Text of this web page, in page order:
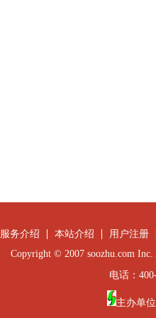
服务介绍 本站介绍 用户注册
Copyright © 2007 soozhu.com
电话：
主办单